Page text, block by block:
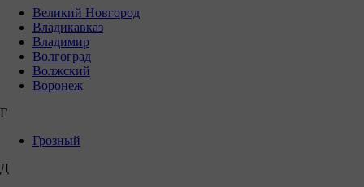
Великий Новгород
Владикавказ
Владимир
Волгоград
Волжский
Воронеж
Г
Грозный
Д